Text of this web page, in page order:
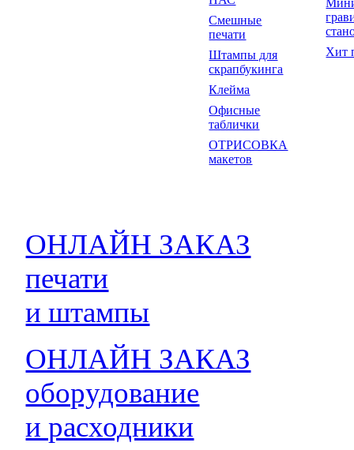
Смешные
печати
Штампы для
скрапбукинга
Клейма
Офисные
таблички
ОТРИСОВКА
макетов
Хит
ОНЛАЙН ЗАКАЗ
печати
и штампы
ОНЛАЙН ЗАКАЗ
оборудование
и расходники